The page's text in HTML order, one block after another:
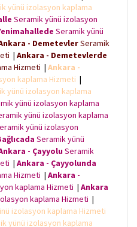
yünü izolasyon kaplama
Seramik yünü izolasyon
Seramik yünü
- DemetevlerSeramik
| Ankara - Demetevlerde
Hizmeti | Ankara -
kaplama Hizmeti |
yünü izolasyon kaplama
yünü izolasyon kaplama
yünü izolasyon kaplama
yünü izolasyon
Seramik yünü
- ÇayyoluSeramik
| Ankara - Çayyolunda
Hizmeti | Ankara -
kaplama Hizmeti | Ankara
kaplama Hizmeti |
izolasyon kaplama Hizmeti
yünü izolasyon kaplama